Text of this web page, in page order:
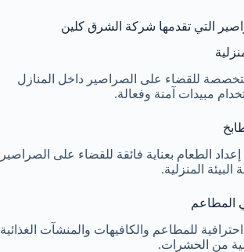
التي تقدمها شركة الشرق كلين
للقضاء على الصراصير داخل المنازل
مبيدات آمنة وفعالة.
الطعام بعناية فائقة للقضاء على الصراصير
المنزلية.
المطاعم
للمطاعم والكافيهات والمنشآت الغذائية
من الحشرات.